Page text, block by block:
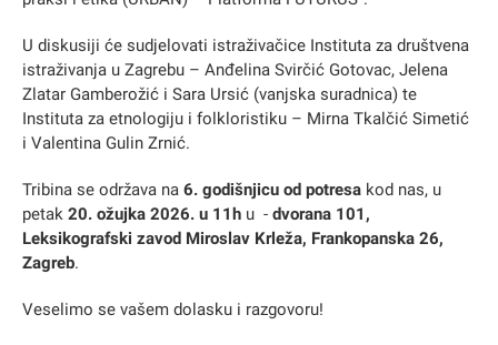
U diskusiji će sudjelovati istraživačice Instituta za društvena
istraživanja u Zagrebu – Anđelina Svirčić Gotovac, Jelena
Zlatar Gamberožić i Sara Ursić (vanjska suradnica) te
Instituta za etnologiju i folkloristiku – Mirna Tkalčić Simetić
i Valentina Gulin Zrnić.
Tribina se održava na 6. godišnjicu od potresa kod nas, u
petak 20. ožujka 2026. u 11h u - dvorana 101,
Leksikografski zavod Miroslav Krleža, Frankopanska 26,
Zagreb.
Veselimo se vašem dolasku i razgovoru!